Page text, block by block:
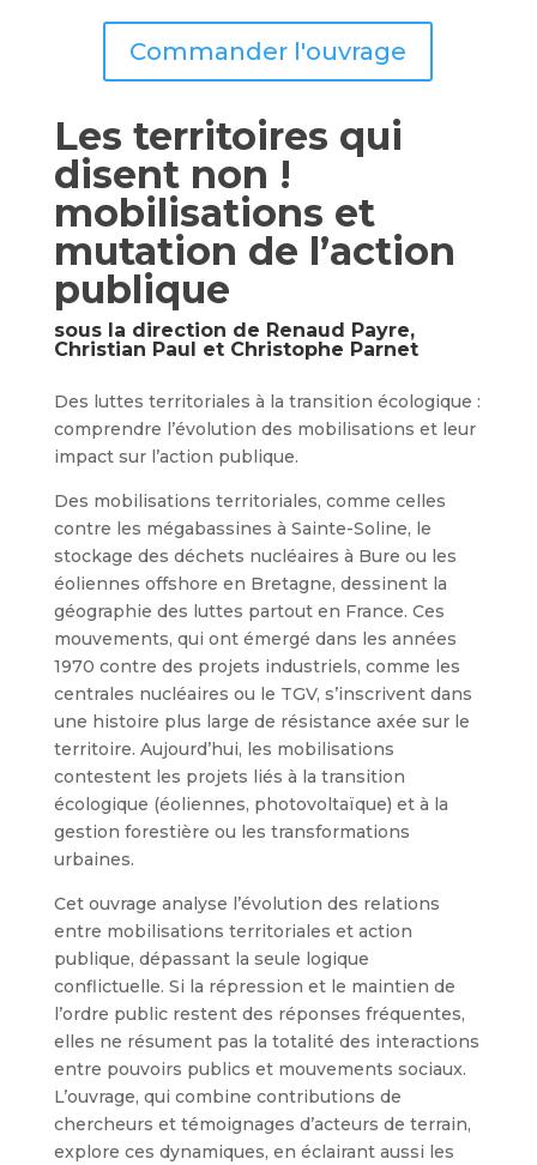
Commander l'ouvrage
Les territoires qui
disent non !
mobilisations et
mutation de l’action
publique
sous la direction de Renaud Payre,
Christian Paul et Christophe Parnet
Des luttes territoriales à la transition écologique :
comprendre l’évolution des mobilisations et leur
impact sur l’action publique.
Des mobilisations territoriales, comme celles
contre les mégabassines à Sainte-Soline, le
stockage des déchets nucléaires à Bure ou les
éoliennes offshore en Bretagne, dessinent la
géographie des luttes partout en France. Ces
mouvements, qui ont émergé dans les années
1970 contre des projets industriels, comme les
centrales nucléaires ou le TGV, s’inscrivent dans
une histoire plus large de résistance axée sur le
territoire. Aujourd’hui, les mobilisations
contestent les projets liés à la transition
écologique (éoliennes, photovoltaïque) et à la
gestion forestière ou les transformations
urbaines.
Cet ouvrage analyse l’évolution des relations
entre mobilisations territoriales et action
publique, dépassant la seule logique
conflictuelle. Si la répression et le maintien de
l’ordre public restent des réponses fréquentes,
elles ne résument pas la totalité des interactions
entre pouvoirs publics et mouvements sociaux.
L’ouvrage, qui combine contributions de
chercheurs et témoignages d’acteurs de terrain,
explore ces dynamiques, en éclairant aussi les